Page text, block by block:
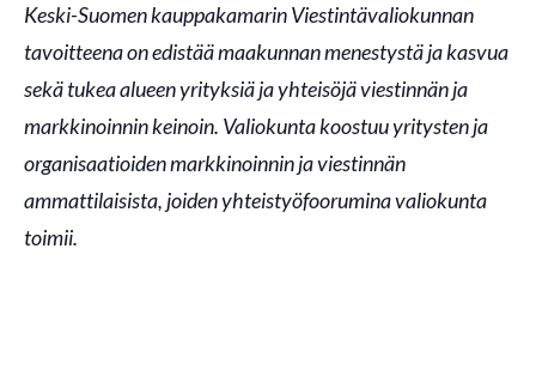
Keski-Suomen kauppakamarin Viestintävaliokunnan
tavoitteena on edistää maakunnan menestystä ja kasvua
sekä tukea alueen yrityksiä ja yhteisöjä viestinnän ja
markkinoinnin keinoin. Valiokunta koostuu yritysten ja
organisaatioiden markkinoinnin ja viestinnän
ammattilaisista, joiden yhteistyöfoorumina valiokunta
toimii.